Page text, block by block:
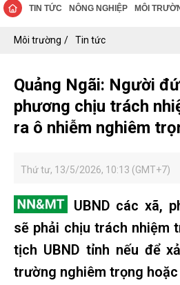
TIN TỨC NÔNG NGHIỆP MÔI
Môi trường Tin tức
Quảng Ngãi: Người
phương chịu trách
ra ô nhiễm nghiêm
Thứ tư, 13/5/2026, 10:13 (GMT+7)
UBND các xã,
sẽ phải chịu trách nhiệm
tịch UBND tỉnh nếu để
trường nghiêm trọng